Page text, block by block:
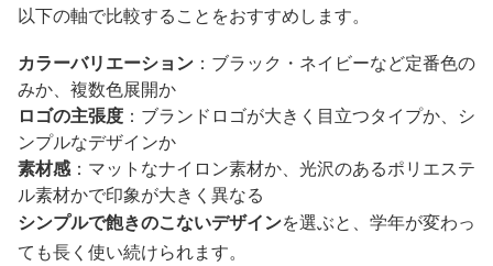
以下の軸で比較することをおすすめします。
カラーバリエーション ：ブラック・ネイビーなど定番色の
みか、複数色展開か
ロゴの主張度 ：ブランドロゴが大きく目立つタイプか、シ
ンプルなデザインか
素材感：マットなナイロン素材か、光沢のあるポリエステ
ル素材かで印象が大きく異なる
シンプルで飽きのこないデザインを選ぶと、学年が変わっ
ても長く使い続けられます。